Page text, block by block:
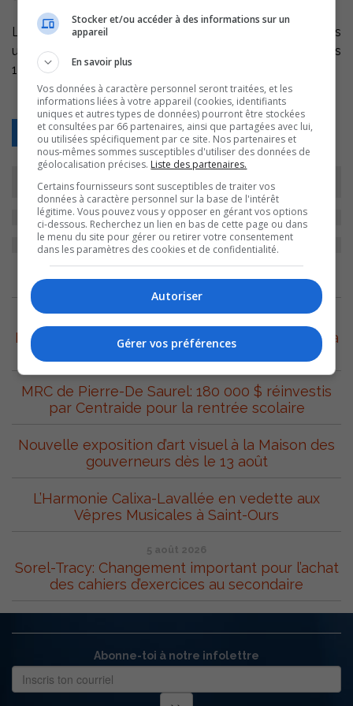
Les bibliothèques de Sorel-Tracy seront fermées
uniquement les 24, 25, 26 et 31 décembre ainsi que les
1er et 2 janvier 2010.
Retour
ARCHIVES
Le Festival Western de Saint-Robert prépare sa
27e édition avec un vent de jeunesse
MRC de Pierre-De Saurel: 180 000 $ réinvestis
par Centraide pour la rentrée scolaire
Nouvelle exposition d’art visuel à la Maison des
gouverneurs dès le 13 août
L’Harmonie Calixa-Lavallée en vedette aux
Vêpres Musicales à Saint-Ours
5 août 2026
Sorel-Tracy: Changement important pour l’achat
des cahiers d’exercices au secondaire
Abonne-toi à notre infolettre
Stocker et/ou accéder à des informations sur un
appareil
En savoir plus
Vos données à caractère personnel seront traitées, et les
informations liées à votre appareil (cookies, identifiants
uniques et autres types de données) pourront être stockées
et consultées par 66 partenaires, ainsi que partagées avec lui,
ou utilisées spécifiquement par ce site. Nos partenaires et
nous-mêmes sommes susceptibles d'utiliser des données de
géolocalisation précises. Liste des partenaires.
Certains fournisseurs sont susceptibles de traiter vos
données à caractère personnel sur la base de l'intérêt
légitime. Vous pouvez vous y opposer en gérant vos options
ci-dessous. Recherchez un lien en bas de cette page ou dans
le menu du site pour gérer ou retirer votre consentement
dans les paramètres des cookies et de confidentialité.
Autoriser
Gérer vos préférences